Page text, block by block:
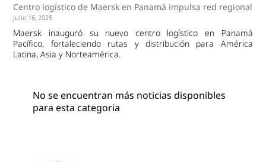
Centro logístico de Maersk en Panamá impulsa red regional
Julio 16, 2025
Maersk inauguró su nuevo centro logístico en Panamá
Pacífico, fortaleciendo rutas y distribución para América
Latina, Asia y Norteamérica.
No se encuentran más noticias disponibles
para esta categoria